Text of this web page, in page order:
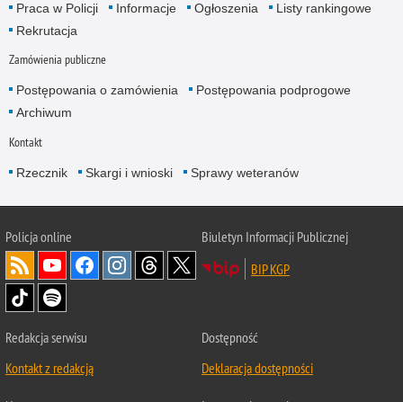
Praca w Policji Informacje Ogłoszenia
Listy rankingowe
Rekrutacja
Zamówienia publiczne
Postępowania o zamówienia
Postępowania podprogowe
Archiwum
Kontakt
Rzecznik Skargi i wnioski Sprawy weteranów
Policjaonline
Biuletyn Informacji Publicznej
BIP KGP
Redakcja serwisu
Kontakt z redakcją
Dostępność
Deklaracja dostępności